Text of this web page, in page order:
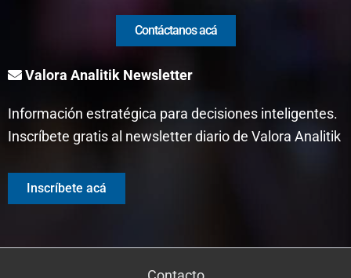
Contáctanos acá
Valora Analitik Newsletter
Información estratégica para decisiones inteligentes.
Inscríbete gratis al newsletter diario de Valora Analitik
Inscríbete acá